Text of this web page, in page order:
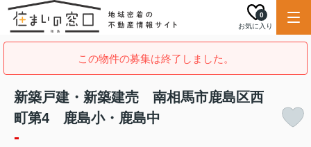
お気に入り
0
この物件の募集は終了しました。
新築戸建・新築建売 南相馬市鹿島区西
町第4 鹿島小・鹿島中
-